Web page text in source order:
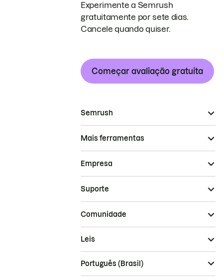
Experimente a Semrush
gratuitamente por sete dias.
Cancele quando quiser.
Começar avaliação gratuita
Semrush
Mais ferramentas
Empresa
Suporte
Comunidade
Leis
Português (Brasil)